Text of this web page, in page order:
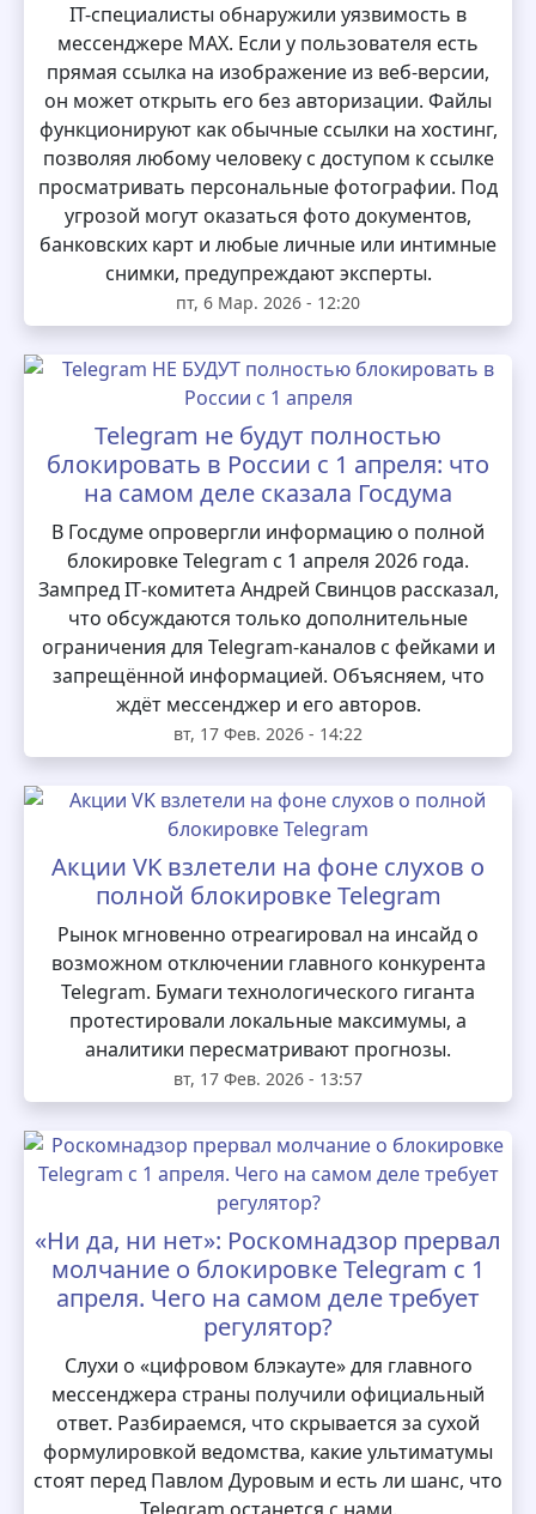
IT-специалисты обнаружили уязвимость в
мессенджере MAX. Если у пользователя есть
прямая ссылка на изображение из веб-версии,
он может открыть его без авторизации. Файлы
функционируют как обычные ссылки на хостинг,
позволяя любому человеку с доступом к ссылке
просматривать персональные фотографии. Под
угрозой могут оказаться фото документов,
банковских карт и любые личные или интимные
снимки, предупреждают эксперты.
пт, 6 Мар. 2026 - 12:20
Telegram не будут полностью
блокировать в России с 1 апреля: что
на самом деле сказала Госдума
В Госдуме опровергли информацию о полной
блокировке Telegram с 1 апреля 2026 года.
Зампред IT‑комитета Андрей Свинцов рассказал,
что обсуждаются только дополнительные
ограничения для Telegram‑каналов с фейками и
запрещённой информацией. Объясняем, что
ждёт мессенджер и его авторов.
вт, 17 Фев. 2026 - 14:22
Акции VK взлетели на фоне слухов о
полной блокировке Telegram
Рынок мгновенно отреагировал на инсайд о
возможном отключении главного конкурента
Telegram. Бумаги технологического гиганта
протестировали локальные максимумы, а
аналитики пересматривают прогнозы.
вт, 17 Фев. 2026 - 13:57
«Ни да, ни нет»: Роскомнадзор прервал
молчание о блокировке Telegram с 1
апреля. Чего на самом деле требует
регулятор?
Слухи о «цифровом блэкауте» для главного
мессенджера страны получили официальный
ответ. Разбираемся, что скрывается за сухой
формулировкой ведомства, какие ультиматумы
стоят перед Павлом Дуровым и есть ли шанс, что